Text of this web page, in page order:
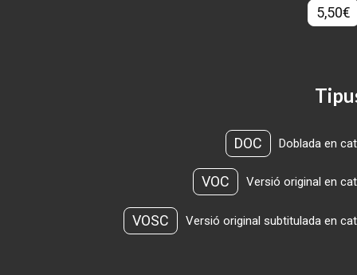
5,50€
DOC Doblada en
VOC Versió original en
VOSC Versió original subtitulada en